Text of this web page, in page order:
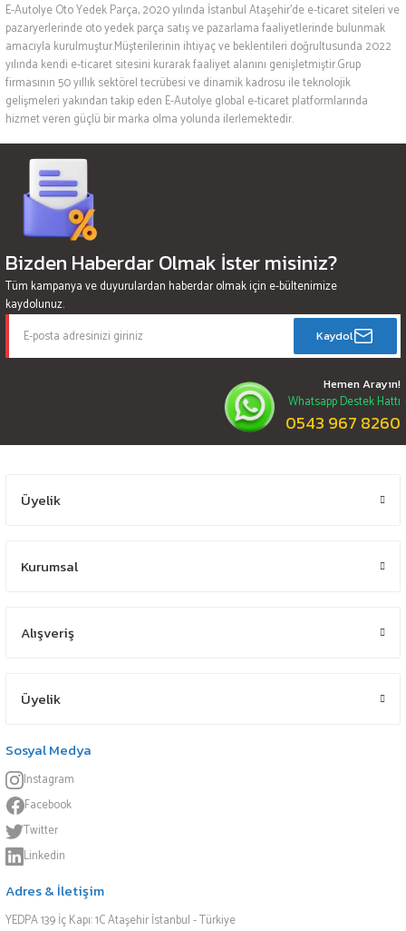
E-Autolye Oto Yedek Parça, 2020 yılında İstanbul Ataşehir’de e-ticaret siteleri ve
pazaryerlerinde oto yedek parça satış ve pazarlama faaliyetlerinde bulunmak
amacıyla kurulmuştur.Müşterilerinin ihtiyaç ve beklentileri doğrultusunda 2022
yılında kendi e-ticaret sitesini kurarak faaliyet alanını genişletmiştir.Grup
firmasının 50 yıllık sektörel tecrübesi ve dinamik kadrosu ile teknolojik
gelişmeleri yakından takip eden E-Autolye global e-ticaret platformlarında
hizmet veren güçlü bir marka olma yolunda ilerlemektedir.
Bizden Haberdar Olmak İster misiniz?
Tüm kampanya ve duyurulardan haberdar olmak için e-bültenimize
kaydolunuz.
Kaydol
Hemen Arayın!
Whatsapp Destek Hattı
0543 967 8260
Üyelik
Kurumsal
Alışveriş
Üyelik
Sosyal Medya
Instagram
Facebook
Twitter
Linkedin
Adres & İletişim
YEDPA 139 İç Kapı: 1C Ataşehir İstanbul - Türkiye